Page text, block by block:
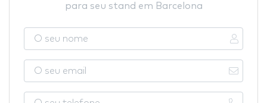
para seu stand em Barcelona